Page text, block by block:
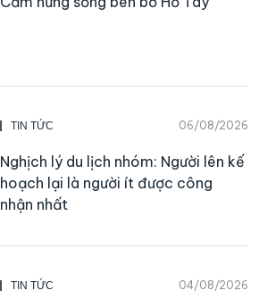
TIN TỨC 06/08/2026
Nghịch lý du lịch nhóm: Người lên kế
hoạch lại là người ít được công
nhận nhất
TIN TỨC 04/08/2026